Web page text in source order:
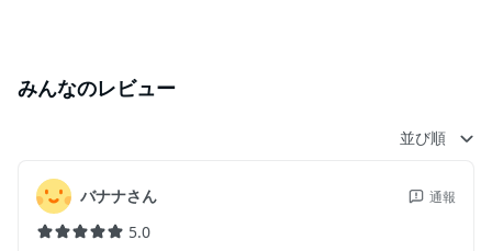
みんなのレビュー
並び順
バナナさん 通報
5.0